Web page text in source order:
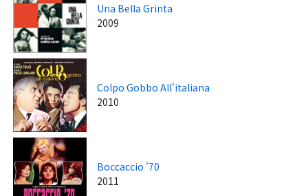
Una Bella Grinta
2009
Colpo Gobbo All'italiana
2010
Boccaccio '70
2011